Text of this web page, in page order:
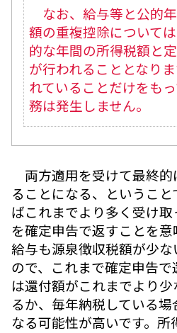
なお、給与等と公的
額の重複控除について
的な年間の所得税額と
が行われることとなり
れていることだけをも
務は発生しません。
両方適用を受けて最終
ることになる、というこ
ばこれまでより多く受け
を確定申告で返すことを
給与も源泉徴収税額が少
ので、これまで確定申告
は還付額がこれまでより
るか、毎年納税している場
なる可能性が高いです。